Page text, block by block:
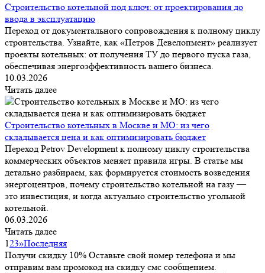
Строительство котельной под ключ: от проектирования до
ввода в эксплуатацию
Переход от документального сопровождения к полному циклу
строительства. Узнайте, как «Петров Девелопмент» реализует
проекты котельных: от получения ТУ до первого пуска газа,
обеспечивая энергоэффективность вашего бизнеса.
10.03.2026
Читать далее
Строительство котельных в Москве и МО: из чего
складывается цена и как оптимизировать бюджет
Переход Petrov Development к полному циклу строительства
коммерческих объектов меняет правила игры. В статье мы
детально разбираем, как формируется стоимость возведения
энергоцентров, почему строительство котельной на газу —
это инвестиция, и когда актуально строительство угольной
котельной.
06.03.2026
Читать далее
123»Последняя
Получи скидку 10% Оставьте свой номер телефона и мы
отправим вам промокод на скидку смс сообщением.